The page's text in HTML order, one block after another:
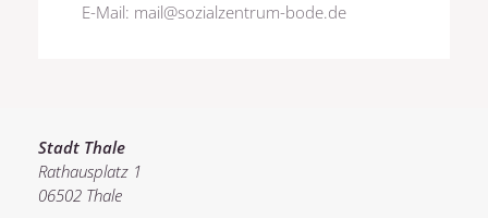
E-Mail: mail@sozialzentrum-bode.de
Stadt Thale
Rathausplatz 1
06502 Thale